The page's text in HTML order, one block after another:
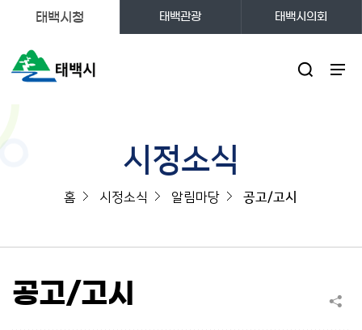
태백시청 태백관광 태백시의회
시정소식
홈 시정소식 알림마당 공고/고시
공고/고시